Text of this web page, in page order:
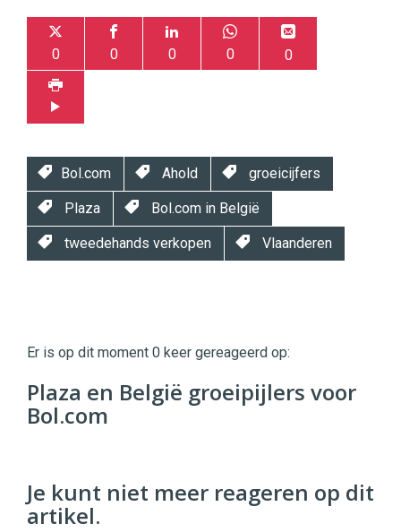
0 0 0 0 0
Bol.com Ahold groeicijfers
Plaza Bol.com in België
tweedehands verkopen Vlaanderen
|
Digital
Commercehttps://twinklemagazine.nl
9654
Er is op dit moment 0 keer gereageerd op:
Plaza en België groeipijlers voor
Bol.com
Je kunt niet meer reageren op dit
artikel.